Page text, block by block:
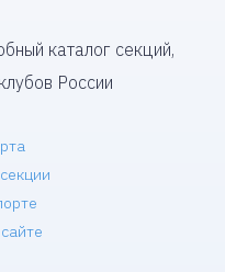
каталог секций,
России